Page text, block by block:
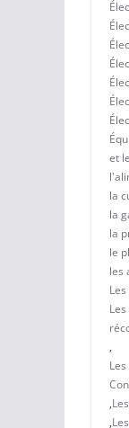
et
la
la
la
le
les
,
,
,